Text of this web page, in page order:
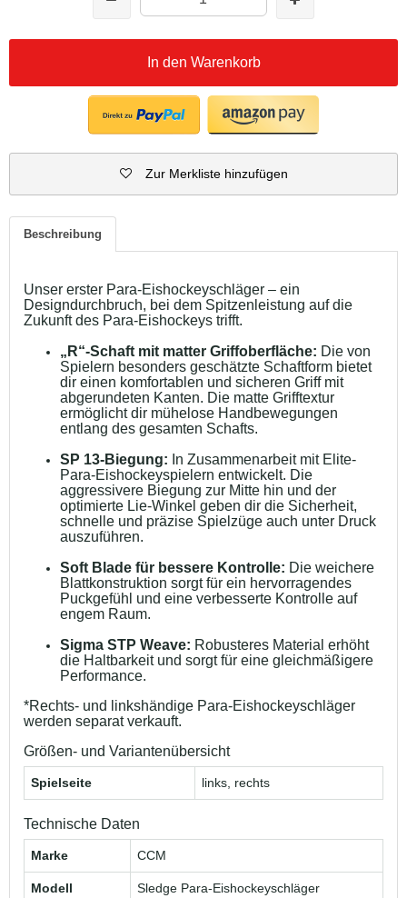
In den Warenkorb
Zur Merkliste hinzufügen
Beschreibung
Unser erster Para-Eishockeyschläger – ein
Designdurchbruch, bei dem Spitzenleistung auf die
Zukunft des Para‑Eishockeys trifft.
„R“-Schaft mit matter Griffoberfläche: Die von
Spielern besonders geschätzte Schaftform bietet
dir einen komfortablen und sicheren Griff mit
abgerundeten Kanten. Die matte Grifftextur
ermöglicht dir mühelose Handbewegungen
entlang des gesamten Schafts.
SP 13‑Biegung: In Zusammenarbeit mit Elite-
Para-Eishockeyspielern entwickelt. Die
aggressivere Biegung zur Mitte hin und der
optimierte Lie‑Winkel geben dir die Sicherheit,
schnelle und präzise Spielzüge auch unter Druck
auszuführen.
Soft Blade für bessere Kontrolle: Die weichere
Blattkonstruktion sorgt für ein hervorragendes
Puckgefühl und eine verbesserte Kontrolle auf
engem Raum.
Sigma STP Weave: Robusteres Material erhöht
die Haltbarkeit und sorgt für eine gleichmäßigere
Performance.
*Rechts‑ und linkshändige Para-Eishockeyschläger
werden separat verkauft.
Größen- und Variantenübersicht
Spielseite links, rechts
Technische Daten
Marke CCM
Modell Sledge Para‑Eishockeyschläger